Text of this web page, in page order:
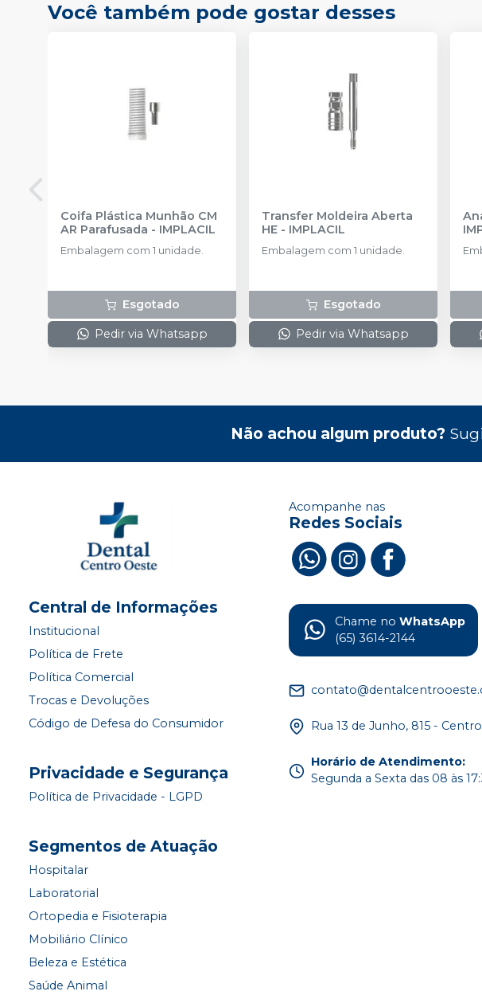
Você também pode gostar desses
Coifa Plástica Munhão CM
AR Parafusada - IMPLACIL
Embalagem com 1 unidade.
Esgotado
Pedir via Whatsapp
Transfer Moldeira Aberta
HE - IMPLACIL
Embalagem com 1 unidade.
Esgotado
Pedir via Whatsapp
Não achou algum produto?
Central de Informações
Institucional
Política de Frete
Política Comercial
Trocas e Devoluções
Código de Defesa do Consumidor
Privacidade e Segurança
Política de Privacidade - LGPD
Segmentos de Atuação
Hospitalar
Laboratorial
Ortopedia e Fisioterapia
Mobiliário Clínico
Beleza e Estética
Saúde Animal
Acompanhe nas
Redes Sociais
Chame no WhatsApp
(65) 3614-2144
Rua 13 de Junho, 815 -
Horário de Atendimento:
Segunda a Sexta das 08 às